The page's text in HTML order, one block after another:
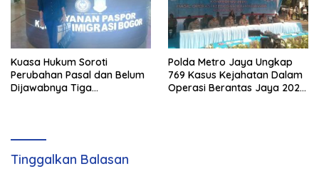
Kuasa Hukum Soroti
Perubahan Pasal dan Belum
Dijawabnya Tiga
Polda Metro Jaya Ungkap
769 Kasus Kejahatan Dalam
Operasi Berantas Jaya 2026,
Tinggalkan Balasan